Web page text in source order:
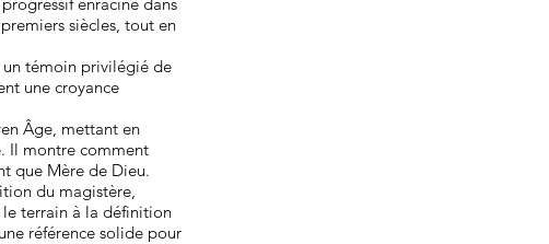
siècles, tout en
un témoin privilégié de
une croyance
Âge, mettant en
Il montre comment
que Mère de Dieu.
du magistère,
le terrain à la définition
référence solide pour